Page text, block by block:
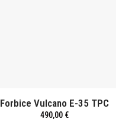
Forbice Vulcano E-35 TPC
490,00 €